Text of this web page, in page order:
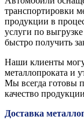
транспортировки
продукции в
услуги по
быстро получить
Наши клиенты
металлопроката и
Мы всегда готовы
качество
Доставка